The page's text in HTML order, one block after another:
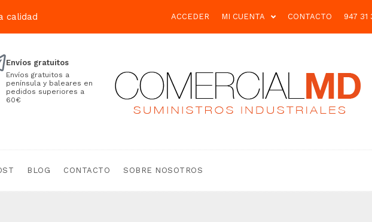
calidad ACCEDER MI CUENTA CONTACTO 947 31
Envíos gratuitos
Envíos gratuitos a
península y baleares en
pedidos superiores a
60€
BLOG CONTACTO SOBRE NOSOTROS